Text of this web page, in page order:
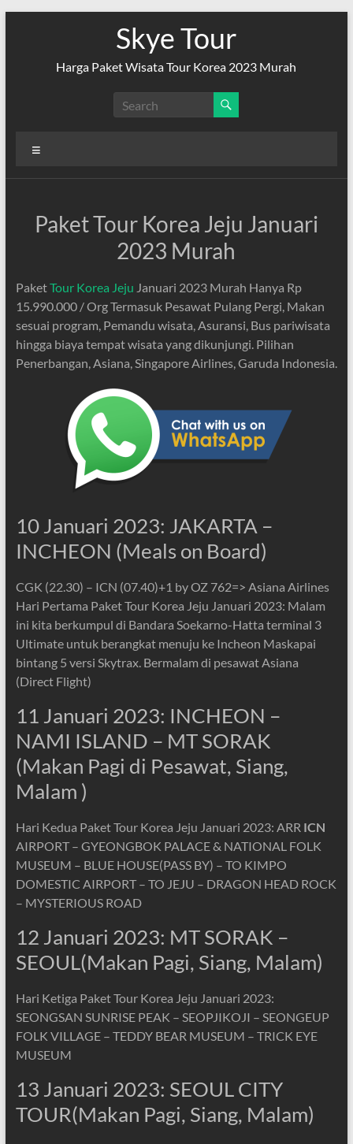
Skye Tour
Harga Paket Wisata Tour Korea 2023 Murah
Paket Tour Korea Jeju Januari
2023 Murah
PaketTour Korea Jeju Januari 2023 Murah Hanya Rp
15.990.000 / Org Termasuk Pesawat Pulang Pergi, Makan
sesuai program, Pemandu wisata, Asuransi, Bus pariwisata
hingga biaya tempat wisata yang dikunjungi. Pilihan
Penerbangan, Asiana, Singapore Airlines, Garuda Indonesia.
10 Januari 2023: JAKARTA –
INCHEON (Meals on Board)
CGK (22.30) – ICN (07.40)+1 by OZ 762=> Asiana Airlines
Hari Pertama Paket Tour Korea Jeju Januari 2023: Malam
ini kita berkumpul di Bandara Soekarno-Hatta terminal 3
Ultimate untuk berangkat menuju ke Incheon Maskapai
bintang 5 versi Skytrax. Bermalam di pesawat Asiana
(Direct Flight)
11 Januari 2023: INCHEON –
NAMI ISLAND – MT SORAK
(Makan Pagi di Pesawat, Siang,
Malam )
Hari Kedua Paket Tour Korea Jeju Januari 2023: ARR ICN
AIRPORT – GYEONGBOK PALACE & NATIONAL FOLK
MUSEUM – BLUE HOUSE(PASS BY) – TO KIMPO
DOMESTIC AIRPORT – TO JEJU – DRAGON HEAD ROCK
– MYSTERIOUS ROAD
12 Januari 2023: MT SORAK –
SEOUL(Makan Pagi, Siang, Malam)
Hari Ketiga Paket Tour Korea Jeju Januari 2023:
SEONGSAN SUNRISE PEAK – SEOPJIKOJI – SEONGEUP
FOLK VILLAGE – TEDDY BEAR MUSEUM – TRICK EYE
MUSEUM
13 Januari 2023: SEOUL CITY
TOUR(Makan Pagi, Siang, Malam)